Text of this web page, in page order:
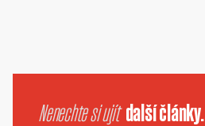
Nenechte si ujít další články.